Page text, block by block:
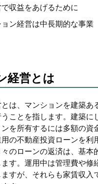
収益をあげるために
ン経営は中長期的な事業
経営とは
は、マンションを建築あ
ことを指します。建築に
を所有するには多額の資
の不動産投資ローンを利
のローンの返済は、基本
す。運用中は管理費や修
すが、それらも家賃収入